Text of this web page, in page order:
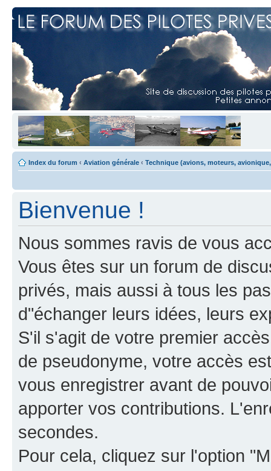
Index du forum ‹ Aviation générale ‹ Technique (avions, moteurs,
Bienvenue !
Nous sommes ravis de vous
Vous êtes sur un forum de
privés, mais aussi à tous les
d"échanger leurs idées, leurs
S'il s'agit de votre premier
de pseudonyme, votre accès
vous enregistrer avant de
apporter vos contributions.
secondes.
Pour cela, cliquez sur l'option